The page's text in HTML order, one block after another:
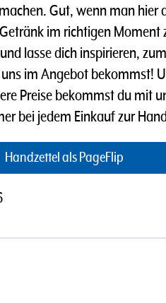
Gut, wenn man hier
im richtigen Moment
lasse dich inspirieren,
im Angebot bekommst!
Preise bekommst du mit
bei jedem Einkauf zur
Handzettel als PageFlip